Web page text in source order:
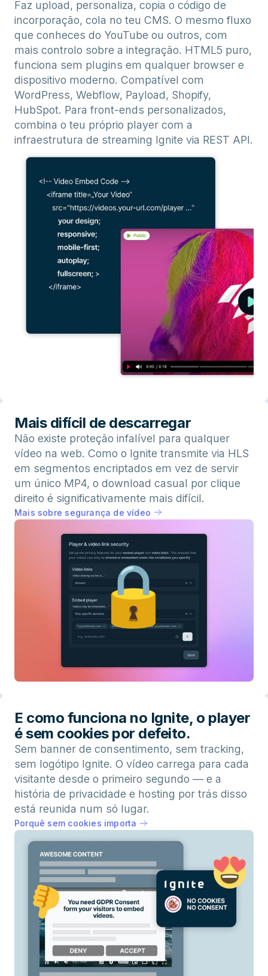
Faz upload, personaliza, copia o código de
incorporação, cola no teu CMS. O mesmo fluxo
que conheces do YouTube ou outros, com
mais controlo sobre a integração. HTML5 puro,
funciona sem plugins em qualquer browser e
dispositivo moderno. Compatível com
WordPress, Webflow, Payload, Shopify,
HubSpot. Para front-ends personalizados,
combina o teu próprio player com a
infraestrutura de streaming Ignite via REST API.
Mais difícil de descarregar
Não existe proteção infalível para qualquer
vídeo na web. Como o Ignite transmite via HLS
em segmentos encriptados em vez de servir
um único MP4, o download casual por clique
direito é significativamente mais difícil.
Mais sobre segurança de vídeo
E como funciona no Ignite, o player
é sem cookies por defeito.
Sem banner de consentimento, sem tracking,
sem logótipo Ignite. O vídeo carrega para cada
visitante desde o primeiro segundo — e a
história de privacidade e hosting por trás disso
está reunida num só lugar.
Porquê sem cookies importa